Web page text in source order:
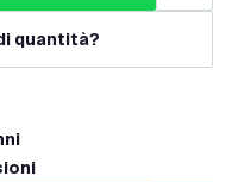
quantità?